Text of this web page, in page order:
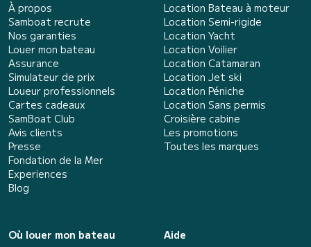
À propos
Samboat recrute
Nos garanties
Louer mon bateau
Assurance
Simulateur de prix
Loueur professionnels
Cartes cadeaux
SamBoat Club
Avis clients
Presse
Fondation de la Mer
Experiences
Blog
Location Bateau à moteur
Location Semi-rigide
Location Yacht
Location Voilier
Location Catamaran
Location Jet ski
Location Péniche
Location Sans permis
Croisière cabine
Les promotions
Toutes les marques
Où louer mon bateau
Aide